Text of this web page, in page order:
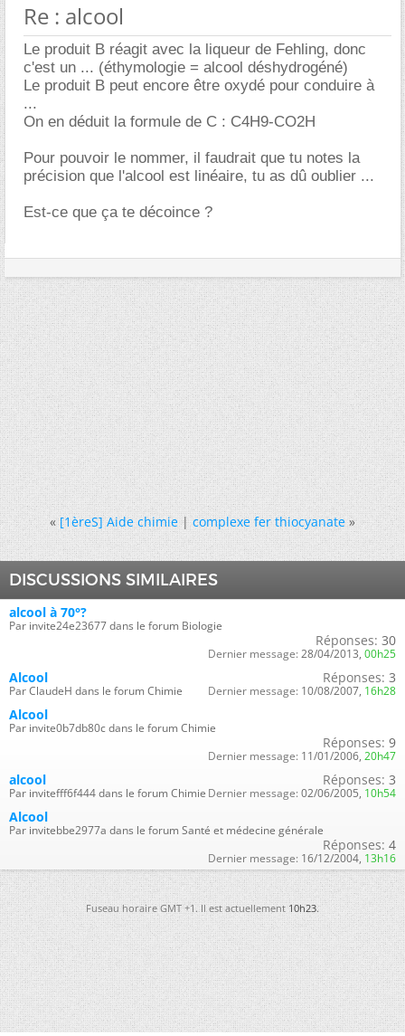
Re : alcool
Le produit B réagit avec la liqueur de Fehling, donc
c'est un ... (éthymologie = alcool déshydrogéné)
Le produit B peut encore être oxydé pour conduire à
...
On en déduit la formule de C : C4H9-CO2H
Pour pouvoir le nommer, il faudrait que tu notes la
précision que l'alcool est linéaire, tu as dû oublier ...
Est-ce que ça te décoince ?
« [1èreS] Aide chimie|complexe fer thiocyanate »
DISCUSSIONS SIMILAIRES
alcool à 70°?
Par invite24e23677 dans le forum Biologie
Réponses: 30
Dernier message: 28/04/2013, 00h25
Alcool
Par ClaudeH dans le forum Chimie
Réponses: 3
Dernier message: 10/08/2007, 16h28
Alcool
Par invite0b7db80c dans le forum Chimie
Réponses: 9
Dernier message: 11/01/2006, 20h47
alcool
Par invitefff6f444 dans le forum Chimie
Réponses: 3
Dernier message: 02/06/2005, 10h54
Alcool
Par invitebbe2977a dans le forum Santé et médecine générale
Réponses: 4
Dernier message: 16/12/2004, 13h16
Fuseau horaire GMT +1. Il est actuellement10h23.